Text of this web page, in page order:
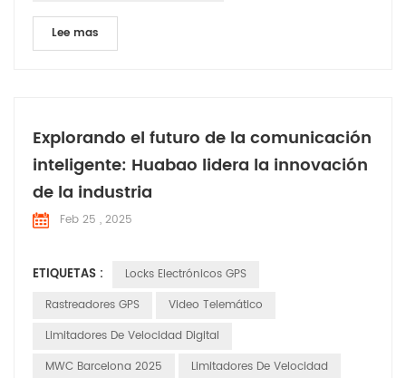
Lee mas
Explorando el futuro de la comunicación
inteligente: Huabao lidera la innovación
de la industria
Feb 25 , 2025
ETIQUETAS :
Locks Electrónicos GPS
Rastreadores GPS
Video Telemático
Limitadores De Velocidad Digital
MWC Barcelona 2025
Limitadores De Velocidad